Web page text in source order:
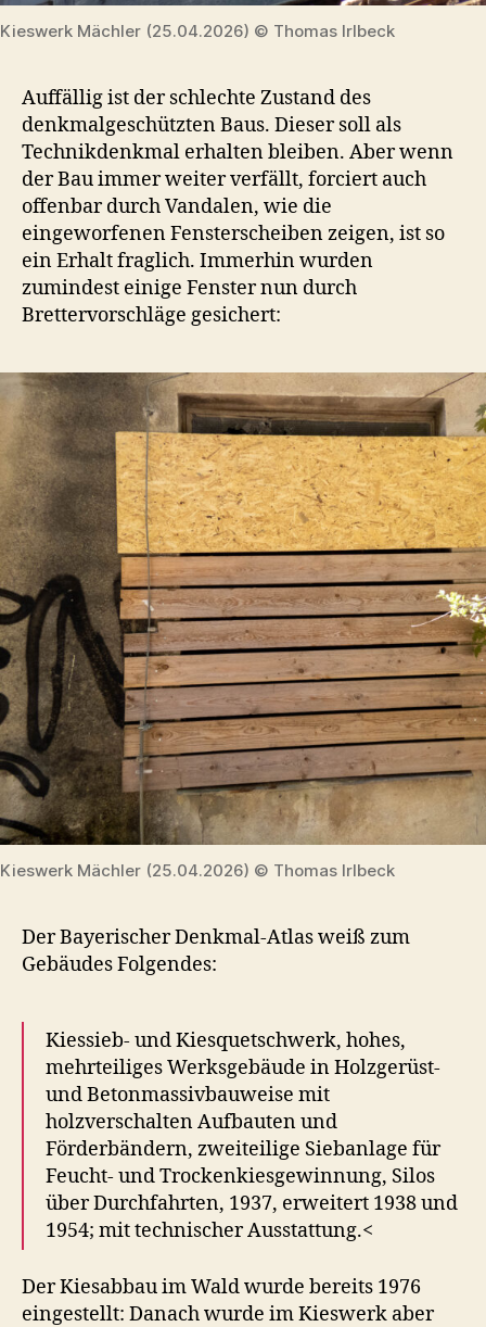
Kieswerk Mächler (25.04.2026) © Thomas Irlbeck
Auffällig ist der schlechte Zustand des
denkmalgeschützten Baus. Dieser soll als
Technikdenkmal erhalten bleiben. Aber wenn
der Bau immer weiter verfällt, forciert auch
offenbar durch Vandalen, wie die
eingeworfenen Fensterscheiben zeigen, ist so
ein Erhalt fraglich. Immerhin wurden
zumindest einige Fenster nun durch
Brettervorschläge gesichert:
Kieswerk Mächler (25.04.2026) © Thomas Irlbeck
Der Bayerischer Denkmal-Atlas weiß zum
Gebäudes Folgendes:
Kiessieb- und Kiesquetschwerk, hohes,
mehrteiliges Werksgebäude in Holzgerüst-
und Betonmassivbauweise mit
holzverschalten Aufbauten und
Förderbändern, zweiteilige Siebanlage für
Feucht- und Trockenkiesgewinnung, Silos
über Durchfahrten, 1937, erweitert 1938 und
1954; mit technischer Ausstattung.<
Der Kiesabbau im Wald wurde bereits 1976
eingestellt: Danach wurde im Kieswerk aber